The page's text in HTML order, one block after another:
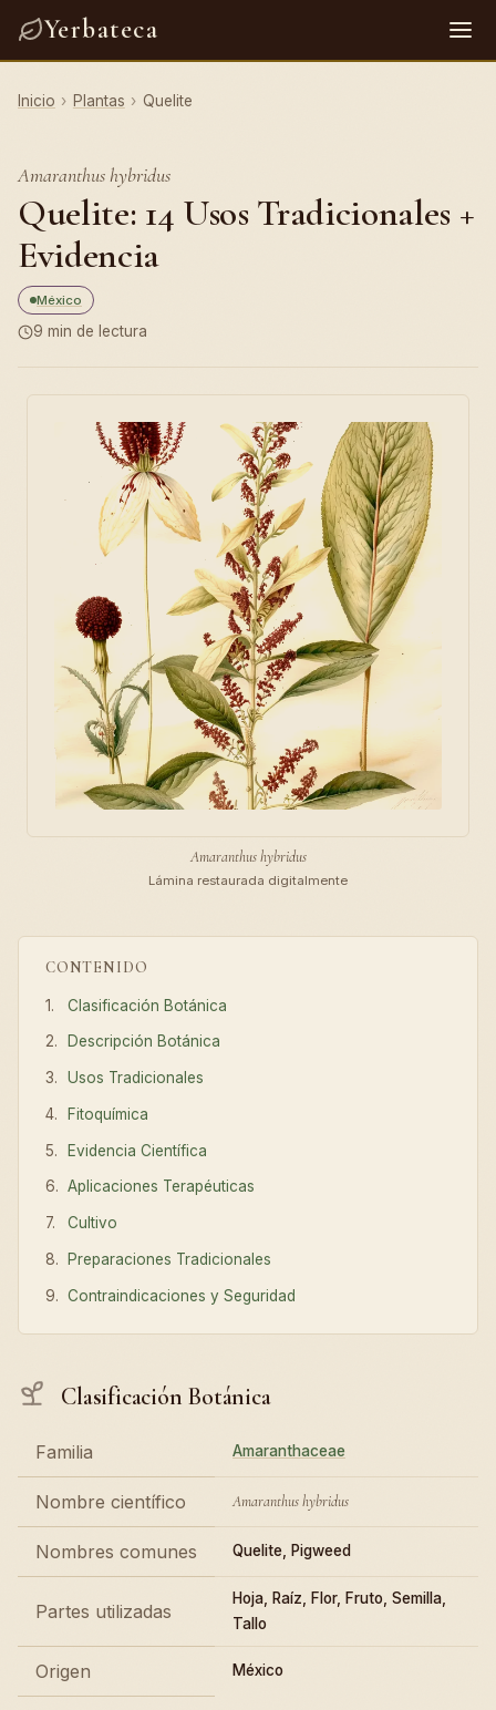
Yerbateca
Inicio › Plantas › Quelite
Amaranthus hybridus
Quelite: 14 Usos Tradicionales +
Evidencia
México
9 min de lectura
CONTENIDO
Clasificación Botánica
Descripción Botánica
Usos Tradicionales
Fitoquímica
Evidencia Científica
Aplicaciones Terapéuticas
Cultivo
Preparaciones Tradicionales
Contraindicaciones y Seguridad
Clasificación Botánica
Familia Amaranthaceae
Nombre científico Amaranthus hybridus
Nombres comunes Quelite, Pigweed
Partes utilizadas
Hoja, Raíz, Flor, Fruto, Semilla,
Tallo
Origen México
Amaranthus hybridus
Lámina restaurada digitalmente